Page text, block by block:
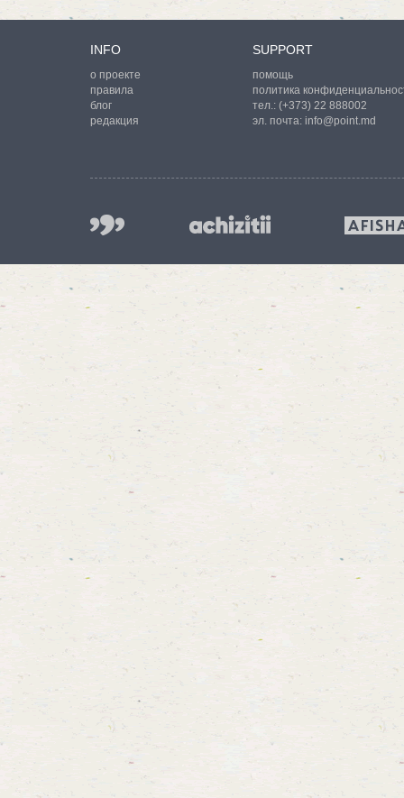
INFO
о проекте
правила
блог
редакция
SUPPORT
помощь
политика
тел.: (+373) 22 888002
эл. почта: info@point.md